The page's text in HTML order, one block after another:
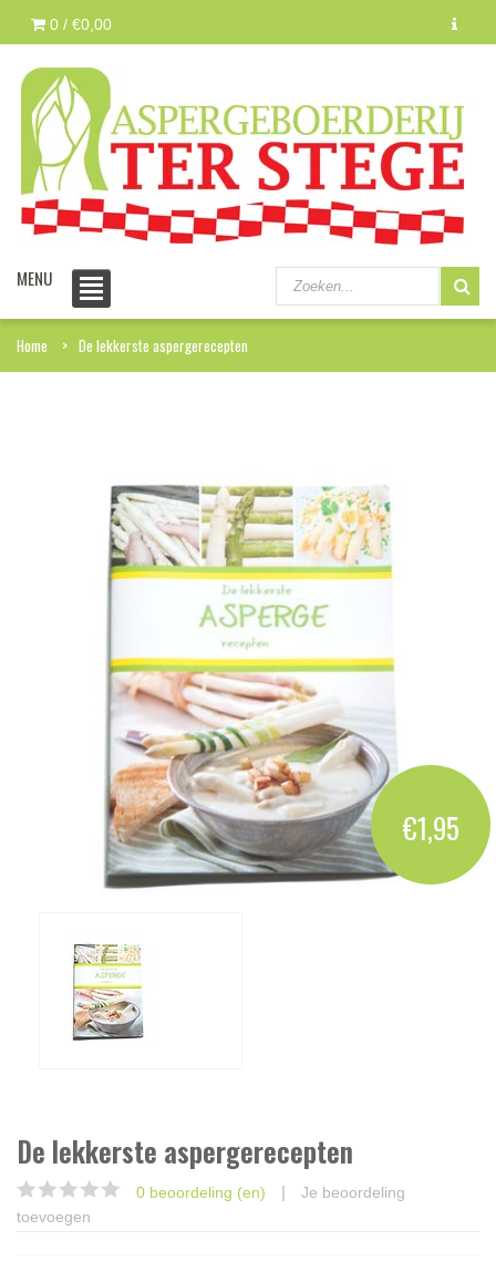
0 / €0,00
MENU
Home De lekkerste aspergerecepten
€1,95
De lekkerste aspergerecepten
0 beoordeling (en) |
Je beoordeling
toevoegen